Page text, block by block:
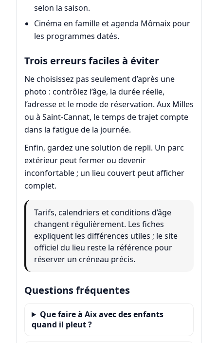
selon la saison.
Cinéma en famille et agenda Mômaix pour
les programmes datés.
Trois erreurs faciles à éviter
Ne choisissez pas seulement d’après une
photo : contrôlez l’âge, la durée réelle,
l’adresse et le mode de réservation. Aux Milles
ou à Saint-Cannat, le temps de trajet compte
dans la fatigue de la journée.
Enfin, gardez une solution de repli. Un parc
extérieur peut fermer ou devenir
inconfortable ; un lieu couvert peut afficher
complet.
Tarifs, calendriers et conditions d’âge
changent régulièrement. Les fiches
expliquent les différences utiles ; le site
officiel du lieu reste la référence pour
réserver un créneau précis.
Questions fréquentes
Que faire à Aix avec des enfants
quand il pleut ?